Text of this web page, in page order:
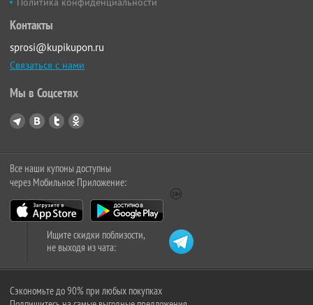
Контакты
sprosi@kupikupon.ru
Связаться с нами
Мы в Соцсетях
Все наши купоны доступны
через Мобильное Приложение:
Ищите скидки поблизости,
не выходя из чата:
Сэкономьте до 90% при любых покупках